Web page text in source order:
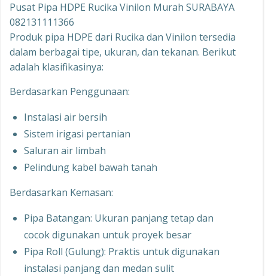
Pusat Pipa HDPE Rucika Vinilon Murah SURABAYA
082131111366
Produk pipa HDPE dari Rucika dan Vinilon tersedia
dalam berbagai tipe, ukuran, dan tekanan. Berikut
adalah klasifikasinya:
Berdasarkan Penggunaan:
Instalasi air bersih
Sistem irigasi pertanian
Saluran air limbah
Pelindung kabel bawah tanah
Berdasarkan Kemasan:
Pipa Batangan: Ukuran panjang tetap dan
cocok digunakan untuk proyek besar
Pipa Roll (Gulung): Praktis untuk digunakan
instalasi panjang dan medan sulit